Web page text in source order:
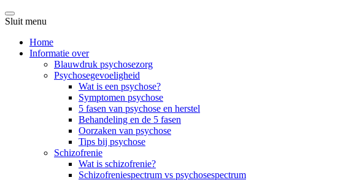
Sluit menu
Home
Informatie over
Blauwdruk psychosezorg
Psychosegevoeligheid
Wat is een psychose?
Symptomen psychose
5 fasen van psychose en herstel
Behandeling en de 5 fasen
Oorzaken van psychose
Tips bij psychose
Schizofrenie
Wat is schizofrenie?
Schizofreniespectrum vs psychosespectrum